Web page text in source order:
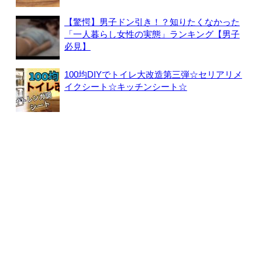
【驚愕】男子ドン引き！？知りたくなかった
「一人暮らし女性の実態」ランキング【男子
必見】
100均DIYでトイレ大改造第三弾☆セリアリメ
イクシート☆キッチンシート☆